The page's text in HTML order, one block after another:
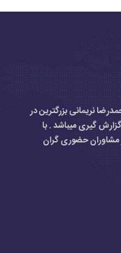
نریمانی بزرگترین در
گیری میباشد . با
مشاوران حضوری گران